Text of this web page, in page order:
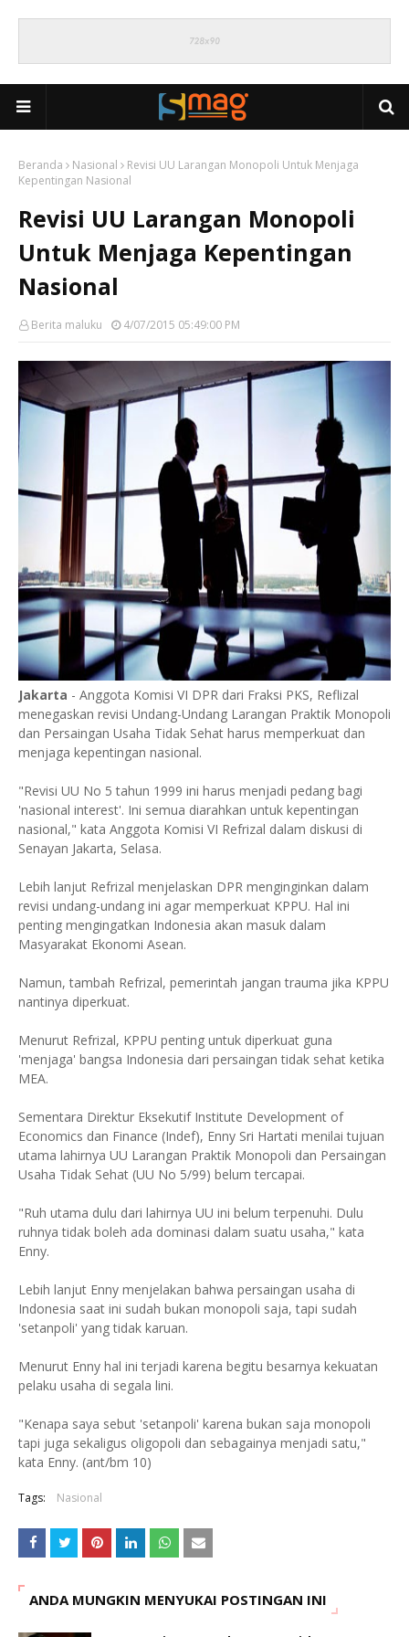
Beranda Nasional
Revisi UU Larangan Monopoli Untuk Menjaga
Kepentingan Nasional
Revisi UU Larangan Monopoli
Untuk Menjaga Kepentingan
Nasional
Berita maluku 4/07/2015 05:49:00 PM
Jakarta - Anggota Komisi VI DPR dari Fraksi PKS, Reflizal
menegaskan revisi Undang-Undang Larangan Praktik Monopoli
dan Persaingan Usaha Tidak Sehat harus memperkuat dan
menjaga kepentingan nasional.
"Revisi UU No 5 tahun 1999 ini harus menjadi pedang bagi
'nasional interest'. Ini semua diarahkan untuk kepentingan
nasional," kata Anggota Komisi VI Refrizal dalam diskusi di
Senayan Jakarta, Selasa.
Lebih lanjut Refrizal menjelaskan DPR menginginkan dalam
revisi undang-undang ini agar memperkuat KPPU. Hal ini
penting mengingatkan Indonesia akan masuk dalam
Masyarakat Ekonomi Asean.
Namun, tambah Refrizal, pemerintah jangan trauma jika KPPU
nantinya diperkuat.
Menurut Refrizal, KPPU penting untuk diperkuat guna
'menjaga' bangsa Indonesia dari persaingan tidak sehat ketika
MEA.
Sementara Direktur Eksekutif Institute Development of
Economics dan Finance (Indef), Enny Sri Hartati menilai tujuan
utama lahirnya UU Larangan Praktik Monopoli dan Persaingan
Usaha Tidak Sehat (UU No 5/99) belum tercapai.
"Ruh utama dulu dari lahirnya UU ini belum terpenuhi. Dulu
ruhnya tidak boleh ada dominasi dalam suatu usaha," kata
Enny.
Lebih lanjut Enny menjelakan bahwa persaingan usaha di
Indonesia saat ini sudah bukan monopoli saja, tapi sudah
'setanpoli' yang tidak karuan.
Menurut Enny hal ini terjadi karena begitu besarnya kekuatan
pelaku usaha di segala lini.
"Kenapa saya sebut 'setanpoli' karena bukan saja monopoli
tapi juga sekaligus oligopoli dan sebagainya menjadi satu,"
kata Enny. (ant/bm 10)
Tags: Nasional
ANDA MUNGKIN MENYUKAI POSTINGAN INI